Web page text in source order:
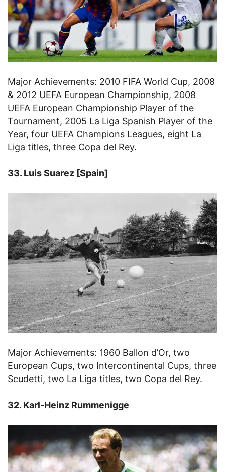
Major Achievements: 2010 FIFA World Cup, 2008
& 2012 UEFA European Championship, 2008
UEFA European Championship Player of the
Tournament, 2005 La Liga Spanish Player of the
Year, four UEFA Champions Leagues, eight La
Liga titles, three Copa del Rey.
33. Luis Suarez [Spain]
Major Achievements: 1960 Ballon d’Or, two
European Cups, two Intercontinental Cups, three
Scudetti, two La Liga titles, two Copa del Rey.
32. Karl-Heinz Rummenigge